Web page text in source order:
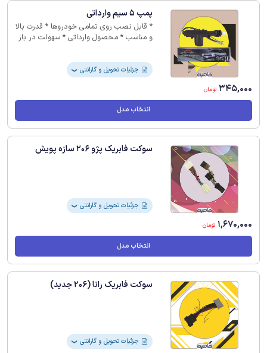
پمپ 5 سیم وارداتی
* قابل نصب روی تمامی خودروها * قدرت بالا
و مناسب * محصول وارداتی * سهولت در باز
جزئیات تحویل و گارانتی ❯
345,000 تومان
انتخاب مدل
سوکت فابریک پژو 206 سازه پویش
جزئیات تحویل و گارانتی ❯
1,670,000 تومان
انتخاب مدل
سوکت فابریک رانا (206 جدید)
جزئیات تحویل و گارانتی ❯